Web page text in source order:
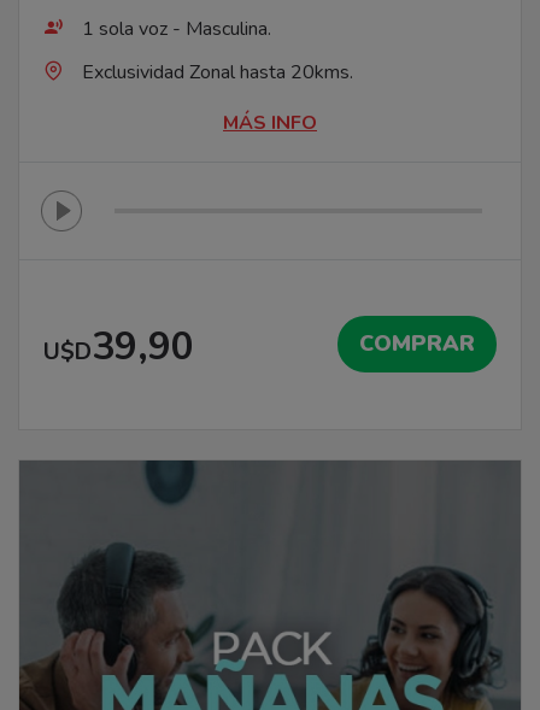
1 sola voz - Masculina.
Exclusividad Zonal hasta 20kms.
MÁS INFO
U$D39,90 COMPRAR